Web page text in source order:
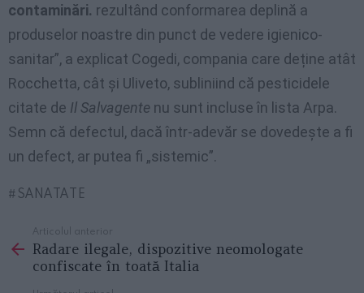
contaminări. rezultând conformarea deplină a
produselor noastre din punct de vedere igienico-
sanitar”, a explicat Cogedi, compania care deține atât
Rocchetta, cât și Uliveto, subliniind că pesticidele
citate de Il Salvagente nu sunt incluse în lista Arpa.
Semn că defectul, dacă într-adevăr se dovedește a fi
un defect, ar putea fi „sistemic”.
SANATATE
more
Articolul anterior
Radare ilegale, dispozitive neomologate
confiscate în toată Italia